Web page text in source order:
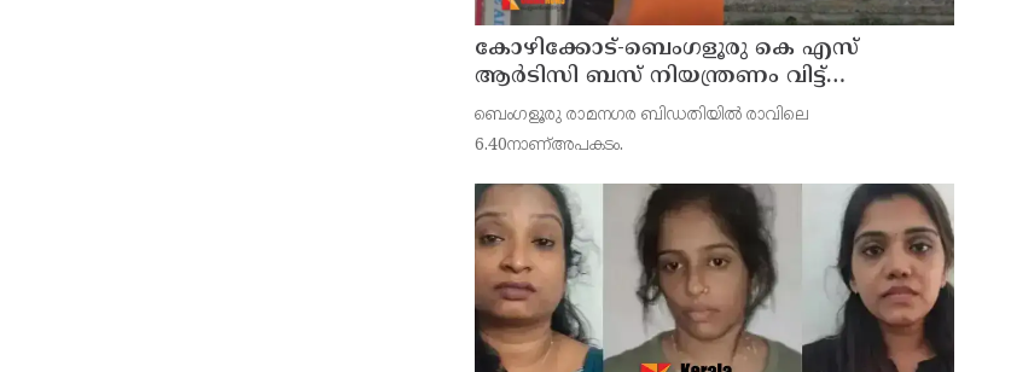
കോഴിക്കോട്-ബെംഗളൂരു കെ എസ്
ആര്‍ടിസി ബസ് നിയന്ത്രണം വിട്ട്
തലകീഴായി മറിഞ്ഞു; ഡ്രൈവര്‍ക്കും
കണ്ടക്ടര്‍ക്കും ദാരുണാന്ത്യം
ബെംഗളൂരു രാമനഗര ബിഡതിയില്‍ രാവിലെ
6.40നാണ്അപകടം.